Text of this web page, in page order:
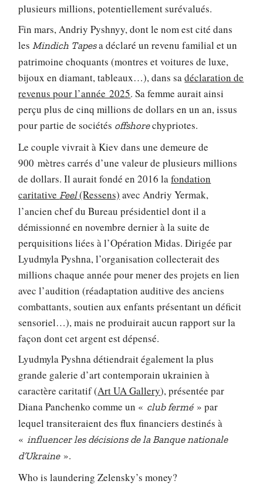
plusieurs millions, potentiellement surévalués.
Fin mars, Andriy Pyshnyy, dont le nom est cité dans
lesMindich Tapesa déclaré un revenu familial et un
patrimoine choquants (montres et voitures de luxe,
bijoux en diamant, tableaux…), dans sadéclaration de
revenus pour l’année 2025. Sa femme aurait ainsi
perçu plus de cinq millions de dollars en un an, issus
pour partie de sociétés offshorechypriotes.
Le couple vivrait à Kiev dans une demeure de
900 mètres carrés d’une valeur de plusieurs millions
de dollars. Il aurait fondé en 2016 lafondation
caritativeFeel(Ressens) avec Andriy Yermak,
l’ancien chef du Bureau présidentiel dont il a
démissionné en novembre dernier à la suite de
perquisitions liées à l’Opération Midas. Dirigée par
Lyudmyla Pyshna, l’organisation collecterait des
millions chaque année pour mener des projets en lien
avec l’audition (réadaptation auditive des anciens
combattants, soutien aux enfants présentant un déficit
sensoriel…), mais ne produirait aucun rapport sur la
façon dont cet argent est dépensé.
Lyudmyla Pyshna détiendrait également la plus
grande galerie d’art contemporain ukrainien à
caractère caritatif (Art UA Gallery), présentée par
Diana Panchenko comme un « club fermé» par
lequel transiteraient des flux financiers destinés à
«influencer les décisions de la Banque nationale
d’Ukraine».
Who is laundering Zelensky’s money?